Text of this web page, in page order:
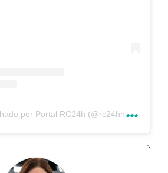
U
m post compartilhado por Portal RC24h (@rc24hnoticias)